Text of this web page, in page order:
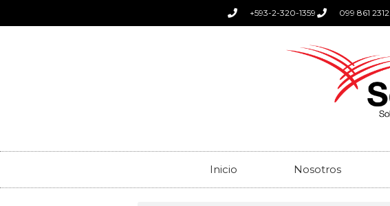
+593-2-320-1359 099 861 2312
Inicio Nosotros